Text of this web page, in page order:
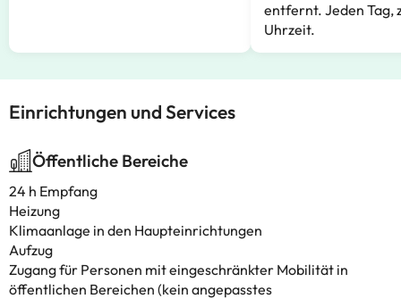
entfernt. Jeden Tag,
Uhrzeit.
Einrichtungen und Services
Öffentliche Bereiche
24 h Empfang
Heizung
Klimaanlage in den Haupteinrichtungen
Aufzug
Zugang für Personen mit eingeschränkter Mobilität in
öffentlichen Bereichen (kein angepasstes